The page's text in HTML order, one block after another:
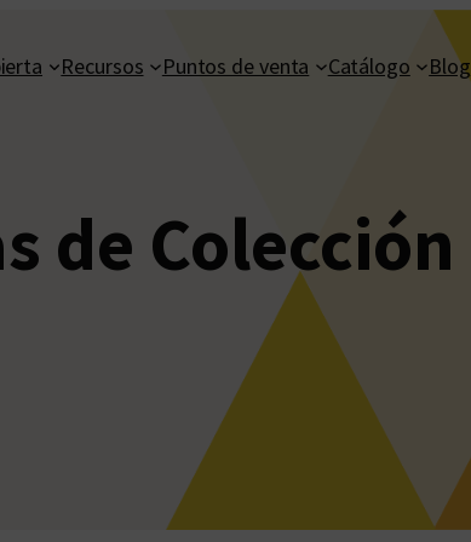
Recursos Puntos de venta Catálogo Blog
de Colección